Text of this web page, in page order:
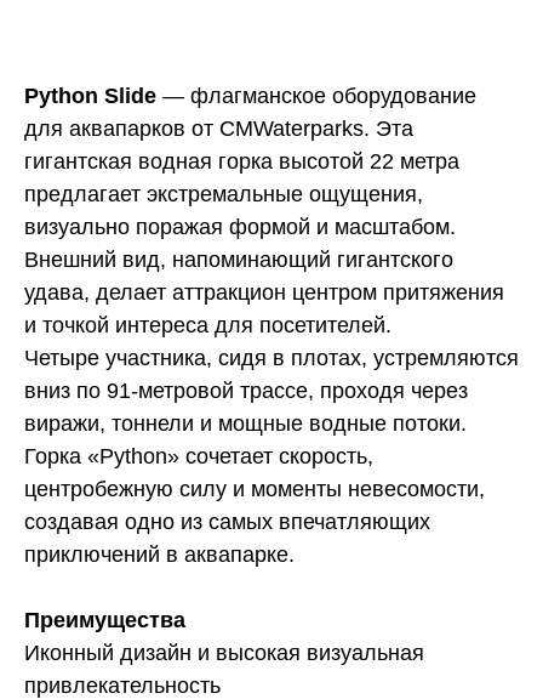
Python Slide — флагманское оборудование
для аквапарков от CMWaterparks. Эта
гигантская водная горка высотой 22 метра
предлагает экстремальные ощущения,
визуально поражая формой и масштабом.
Внешний вид, напоминающий гигантского
удава, делает аттракцион центром притяжения
и точкой интереса для посетителей.
Четыре участника, сидя в плотах, устремляются
вниз по 91-метровой трассе, проходя через
виражи, тоннели и мощные водные потоки.
Горка «Python» сочетает скорость,
центробежную силу и моменты невесомости,
создавая одно из самых впечатляющих
приключений в аквапарке.
Преимущества
Иконный дизайн и высокая визуальная
привлекательность